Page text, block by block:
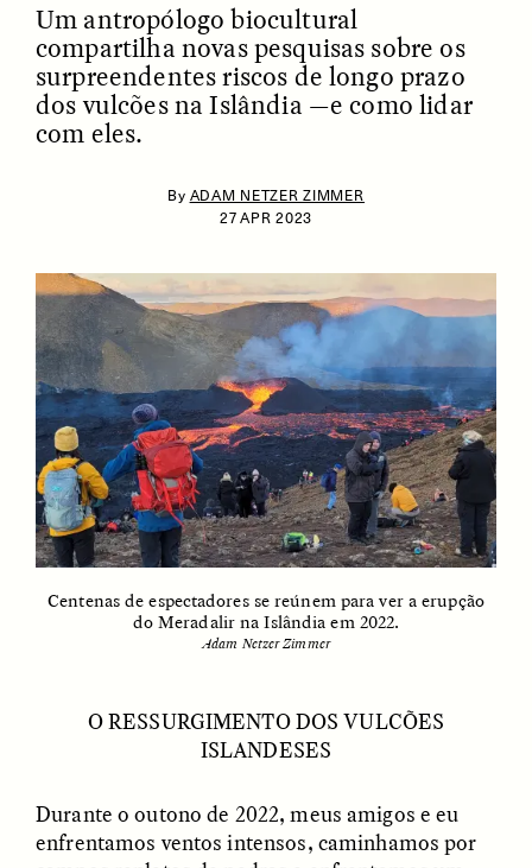
ESSAY / IDENTITIES ESSAY /
ESSAY /UNEARTHED POEM / REFLECTIONS
Um antropólogo biocultural
compartilha novas pesquisas sobre os
surpreendentes riscos de longo prazo
dos vulcões na Islândia —e como lidar
com eles.
By ADAM NETZER ZIMMER
27 APR 2023
Centenas de espectadores se reúnem para ver a erupção
do Meradalir na Islândia em 2022.
Adam Netzer Zimmer
O RESSURGIMENTO DOS VULCÕES
ISLANDESES
Durante o outono de 2022, meus amigos e eu
enfrentamos ventos intensos, caminhamos por